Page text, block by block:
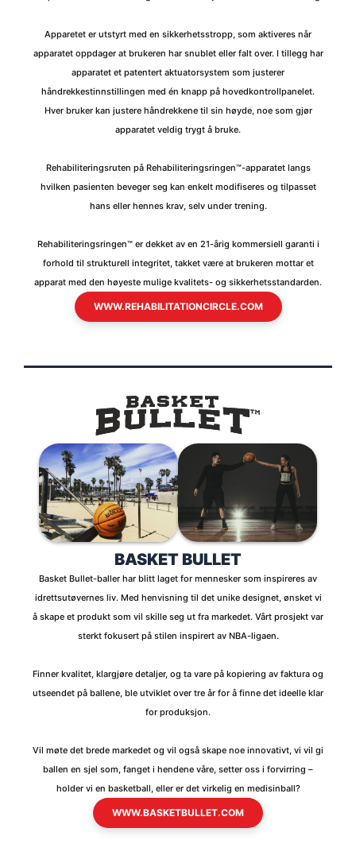
Apparetet er utstyrt med en sikkerhetsstropp, som aktiveres når
apparatet oppdager at brukeren har snublet eller falt over. I tillegg har
apparatet et patentert aktuatorsystem som justerer
håndrekkestinnstillingen med én knapp på hovedkontrollpanelet.
Hver bruker kan justere håndrekkene til sin høyde, noe som gjør
apparatet veldig trygt å bruke.
Rehabiliteringsruten på Rehabiliteringsringen™-apparatet langs
hvilken pasienten beveger seg kan enkelt modifiseres og tilpasset
hans eller hennes krav, selv under trening.
Rehabiliteringsringen™ er dekket av en 21-årig kommersiell garanti i
forhold til strukturell integritet, takket være at brukeren mottar et
apparat med den høyeste mulige kvalitets- og sikkerhetsstandarden.
WWW.REHABILITATIONCIRCLE.COM
BASKET BULLET
Basket Bullet-baller har blitt laget for mennesker som inspireres av
idrettsutøvernes liv. Med henvisning til det unike designet, ønsket vi
å skape et produkt som vil skille seg ut fra markedet. Vårt prosjekt var
sterkt fokusert på stilen inspirert av NBA-ligaen.
Finner kvalitet, klargjøre detaljer, og ta vare på kopiering av faktura og
utseendet på ballene, ble utviklet over tre år for å finne det ideelle klar
for produksjon.
Vil møte det brede markedet og vil også skape noe innovativt, vi vil gi
ballen en sjel som, fanget i hendene våre, setter oss i forvirring –
holder vi en basketball, eller er det virkelig en medisinball?
WWW.BASKETBULLET.COM